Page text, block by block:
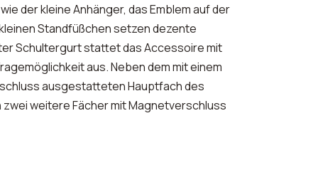
der kleine Anhänger, das Emblem auf der
Standfüßchen setzen dezente
Schultergurt stattet das Accessoire mit
aus. Neben dem mit einem
ausgestatteten Hauptfach des
weitere Fächer mit Magnetverschluss